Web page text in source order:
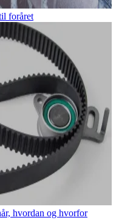
foråret
hvordan og hvorfor